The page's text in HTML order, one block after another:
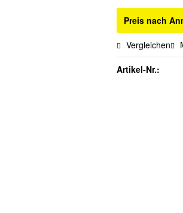
Preis nach
Vergleichen
Artikel-Nr.: